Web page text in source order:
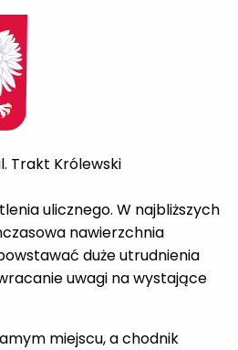
Trakt Królewski
ulicznego. W najbliższych
nawierzchnia
duże utrudnienia
uwagi na wystające
miejscu, a chodnik